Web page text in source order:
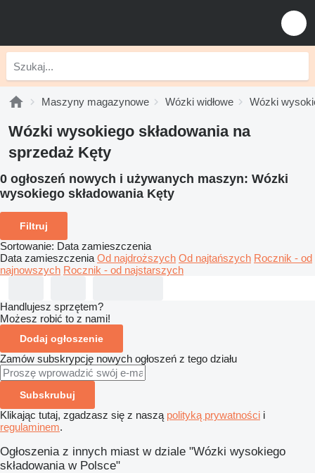
Maszyny magazynowe Wózki widłowe Wózki
Wózki wysokiego składowania na
sprzedaż Kęty
0 ogłoszeń nowych i używanych maszyn: Wózki
wysokiego składowania Kęty
Filtruj
Sortowanie: Data zamieszczenia
Data zamieszczenia Od najdroższych Od najtańszych Rocznik - od
najnowszych Rocznik - od najstarszych
Handlujesz sprzętem?
Możesz robić to z nami!
Dodaj ogłoszenie
Zamów subskrypcję nowych ogłoszeń z tego działu
Subskrubuj
Klikając tutaj, zgadzasz się z naszą polityką prywatności i
regulaminem.
Ogłoszenia z innych miast w dziale "Wózki wysokiego
składowania w Polsce"